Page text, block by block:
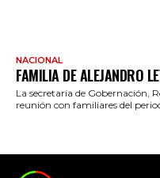
NACIONAL
FAMILIA DE ALEJANDRO
La secretaria de Gobernación,
reunión con familiares del